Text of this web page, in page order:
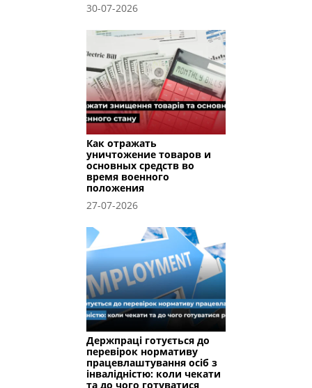
30-07-2026
Как отражать
уничтожение товаров и
основных средств во
время военного
положения
27-07-2026
Держпраці готується до
перевірок нормативу
працевлаштування осіб з
інвалідністю: коли чекати
та до чого готуватися